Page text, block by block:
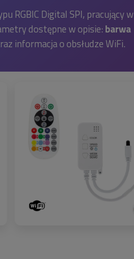
RGBIC Digital SPI, pracujący w
dostępne w opisie: barwa
informacja o obsłudze WiFi.